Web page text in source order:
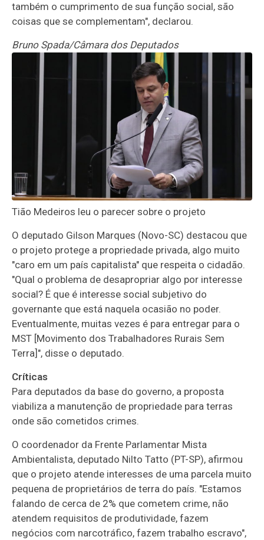
também o cumprimento de sua função social, são
coisas que se complementam", declarou.
Bruno Spada/Câmara dos Deputados
Tião Medeiros leu o parecer sobre o projeto
O deputado Gilson Marques (Novo-SC) destacou que
o projeto protege a propriedade privada, algo muito
"caro em um país capitalista" que respeita o cidadão.
"Qual o problema de desapropriar algo por interesse
social? É que é interesse social subjetivo do
governante que está naquela ocasião no poder.
Eventualmente, muitas vezes é para entregar para o
MST [Movimento dos Trabalhadores Rurais Sem
Terra]", disse o deputado.
Críticas
Para deputados da base do governo, a proposta
viabiliza a manutenção de propriedade para terras
onde são cometidos crimes.
O coordenador da Frente Parlamentar Mista
Ambientalista, deputado Nilto Tatto (PT-SP), afirmou
que o projeto atende interesses de uma parcela muito
pequena de proprietários de terra do país. "Estamos
falando de cerca de 2% que cometem crime, não
atendem requisitos de produtividade, fazem
negócios com narcotráfico, fazem trabalho escravo",